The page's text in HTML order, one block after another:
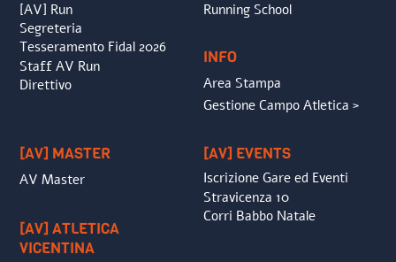
[AV] Run
Segreteria
Tesseramento Fidal 2026
Staff AV Run
Direttivo
Running School
INFO
Area Stampa
Gestione Campo Atletica >
[AV] MASTER
AV Master
[AV] ATLETICA
VICENTINA
[AV] EVENTS
Iscrizione Gare ed Eventi
Stravicenza 10
Corri Babbo Natale